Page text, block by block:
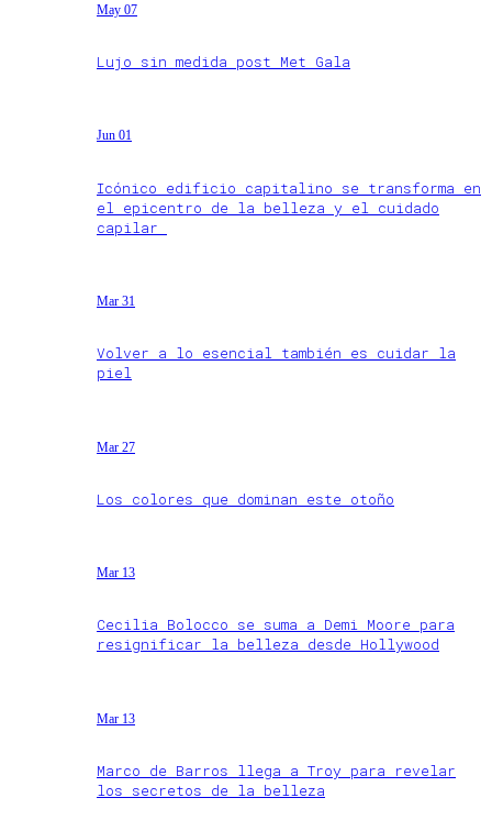
May 07
Lujo sin medida post Met Gala
Jun 01
Icónico edificio capitalino se transforma en
el epicentro de la belleza y el cuidado
capilar
Mar 31
Volver a lo esencial también es cuidar la
piel
Mar 27
Los colores que dominan este otoño
Mar 13
Cecilia Bolocco se suma a Demi Moore para
resignificar la belleza desde Hollywood
Mar 13
Marco de Barros llega a Troy para revelar
los secretos de la belleza